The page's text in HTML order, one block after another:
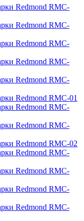
Redmond RMC-
Redmond RMC-
Redmond RMC-
Redmond RMC-
Redmond RMC-
Redmond RMC-01
Redmond RMC-
Redmond RMC-
Redmond RMC-02
Redmond RMC-
Redmond RMC-
Redmond RMC-
Redmond RMC-